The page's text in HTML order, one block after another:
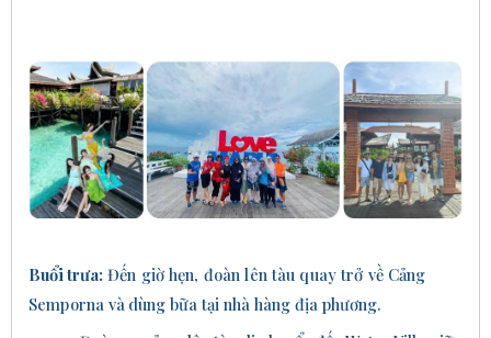
Buổi trưa: Đến giờ hẹn, đoàn lên tàu quay trở về Cảng
Semporna và dùng bữa tại nhà hàng địa phương.